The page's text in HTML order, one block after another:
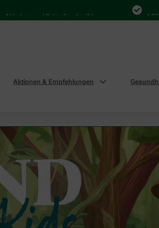
und Botendienst wählen 4.000 Mal in
Aktionen & Empfehlungen